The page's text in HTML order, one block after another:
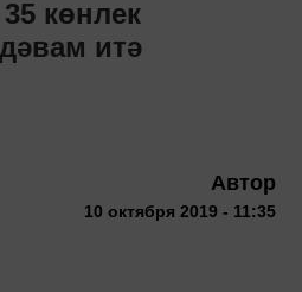
көнлек
итә
Автор
10 октября 2019 - 11:35